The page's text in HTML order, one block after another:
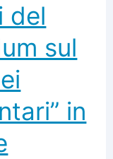
del
sul
in